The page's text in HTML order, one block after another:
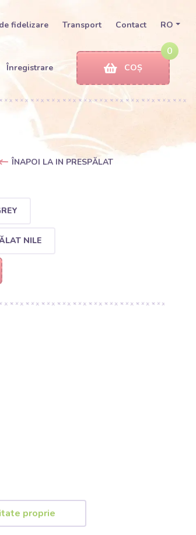
fidelizare Transport Contact RO
Înregistrare
0
COȘ
ÎNAPOI LA IN PRESPĂLAT
NILE